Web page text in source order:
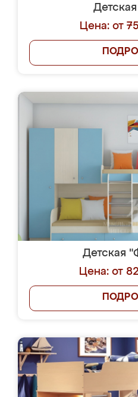
Цена: от
Детская
Цена: от